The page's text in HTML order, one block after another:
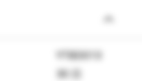
YTBD013
30 日